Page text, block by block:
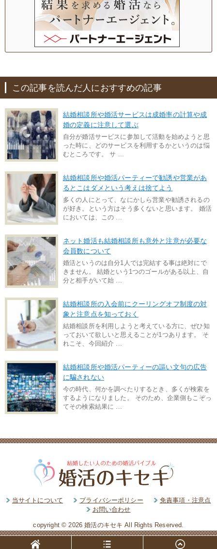
この記事を読んだ人におすすめの記事
結婚相談所や婚活サービスは成婚率の計算や成
婚の定義に注意して選ぶ
自分が婚活サービスに参加して活動を始めようと思
った時に、どのサービスを利用するかというのは悩
むところです。 サ ...
結婚相談所や婚活パーティーで勧誘や営業があ
るとこはダメという考えは捨てよう
多くの人にとって、なにかしら営業や勧誘されるの
が好き。という方はそう多くないと思います。 婚活
においては、この ...
ネット婚活も結婚相談所も意外と注意が必要な
会員数について
婚活というのは自分1人では完結する事は絶対にで
きません。 結婚という1つのゴールがある以上、自
分と相手がいて始 ...
結婚相談所の入会前にクーリングオフ制度の対
象と注意点を知っておく
結婚相談所を利用しようと考えている方に、ぜひ知
っておいて欲しいと思えることが1つあります。 そ
れこそ、今回紹介 ...
結婚相談所や婚活パーティーの謳い文句の広告
に騙されない
今の時代、何かを調べたりするとき、多くが検索を
するようになりました。 そのため、企業側もこぞっ
てその検索結果に ...
当サイトについて プライバシーポリシー
免責事項・注意点
お問い合わせ
copyright © 2026 婚活のキセキ All Rights Reserved.